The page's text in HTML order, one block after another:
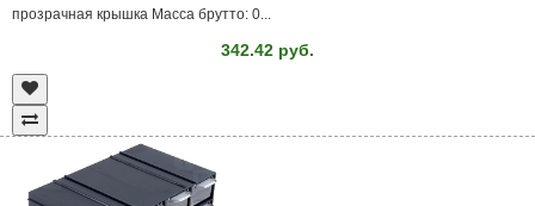
прозрачная крышка Масса брутто: 0...
342.42 руб.